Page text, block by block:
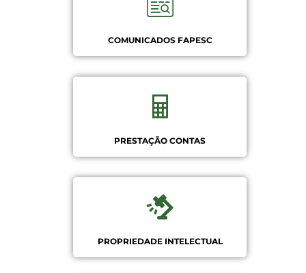
COMUNICADOS FAPESC
PRESTAÇÃO CONTAS
PROPRIEDADE INTELECTUAL